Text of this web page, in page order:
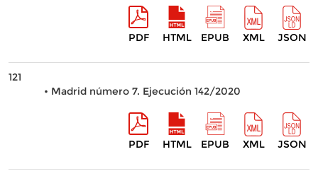
PDF HTML EPUB XML JSON
121
• Madrid número 7. Ejecución 142/2020
PDF HTML EPUB XML JSON